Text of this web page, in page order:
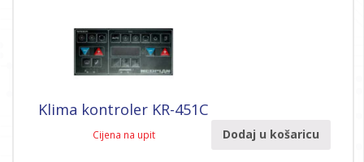
Klima kontroler KR-451C
Cijena na upit Dodaj u košaricu